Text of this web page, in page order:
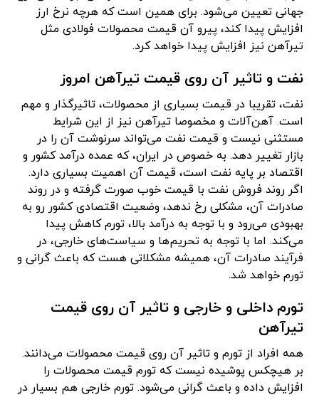
جهانی تعیین می‌شود. برای همین است که هرچه نرخ ارز
افزایش پیدا کند، پیرو آن قیمت محصولات فولادی مثل
تیرآهن نیز افزایش پیدا خواهد کرد.
نفت و تاثیر آن روی قیمت تیرآهن امروز
نفت، تقریبا در قیمت بسیاری از محصولات، تاثیرگذار و مهم
است. آهن‌آلات و مخصوصا تیرآهن نیز از این شرایط
مستثنی نیست و قیمت نفت می‌تواند سرنوشت آن را در
بازار تغییر دهد. به خصوص در ایران، که عمده درآمد کشور و
اقتصاد بر پایه نفت است، قیمت آن اهمیت بسیاری دارد.
اگر روند فروش نفت با قیمت خوب صورت گرفته و در روند
صادرات آن، مشکلی رخ ندهد، وضعیت اقتصادی کشور رو به
بهبودی می‌رود و با توجه به درآمد بالا، تورم کاهش پیدا
می‌کند. اما با توجه به تحریم‌ها و سیاست‌های خارجی، در
فرآیند صادرات آن، همیشه مشکلاتی هست که باعث گرانی و
تورم خواهد شد.
تورم داخلی و خارجی و تاثیر آن روی قیمت
تیرآهن
همه افراد از تورم و تاثیر آن روی قیمت محصولات می‌دانند.
بر هیچکس پوشیده نیست که تورم قیمت محصولات را
افزایش داده و باعث گرانی می‌شود. تورم خارجی هم بسیار در